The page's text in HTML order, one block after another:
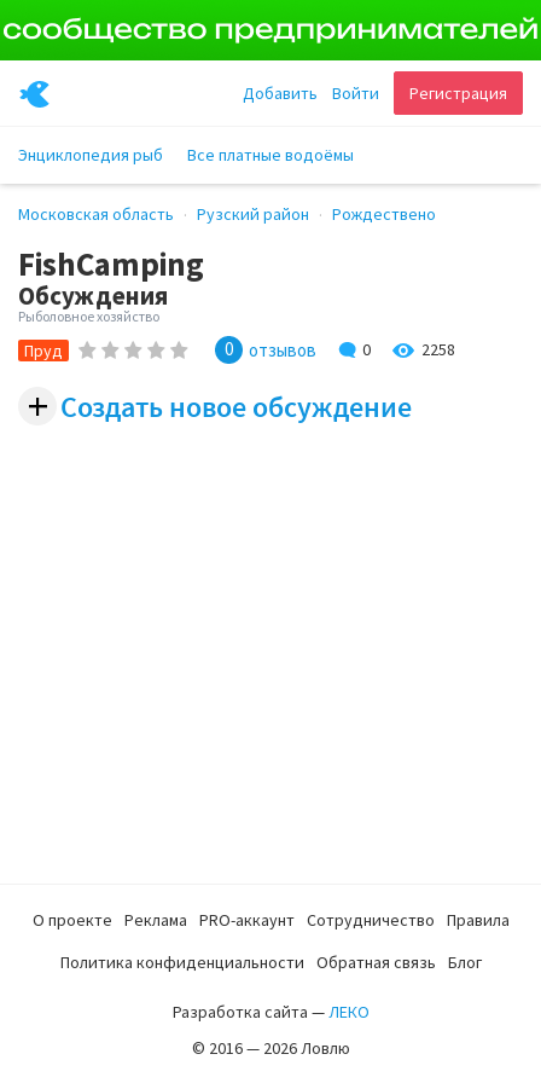
Регистрация
Войти
Добавить
Энциклопедия рыб Все платные водоёмы
Московская область Рузский район Рождествено
FishCamping
Обсуждения
Рыболовное хозяйство
Пруд 0 отзывов 0 2258
+ Создать новое обсуждение
О проекте Реклама PRO-аккаунт Сотрудничество
Правила
Политика конфиденциальности
Обратная связь Блог
Разработка сайта —ЛЕКО
© 2016 — 2026 Ловлю